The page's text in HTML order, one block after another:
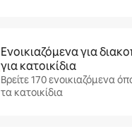
Ενοικιαζόμενα για
για κατοικίδια
Βρείτε 170 ενοικιαζόμενα
τα κατοικίδια